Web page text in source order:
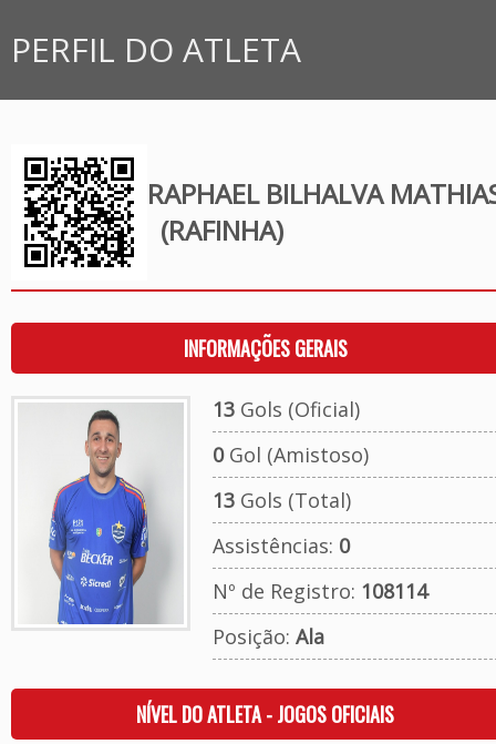
PERFIL DO ATLETA
RAPHAEL BILHALVA
(RAFINHA)
INFORMAÇÕES GERAIS
13Gols (Oficial)
0Gol (Amistoso)
13Gols (Total)
Assistências: 0
Nº de Registro: 108114
Posição: Ala
NÍVEL DO ATLETA - JOGOS OFICIAIS